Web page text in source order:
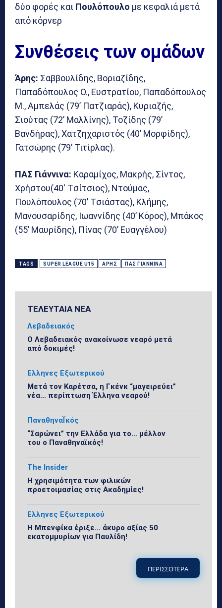
δύο φορές και Πουλόπουλο με κεφαλιά μετά
από κόρνερ
Συνθέσεις των ομάδων
Άρης: Σαββουλίδης, Βοριαζίδης,
Παπαδόπουλος Ο., Ευστρατίου, Παπαδόπουλος
Μ., Αμπελάς (79’ Πατζιαράς), Κυριαζής,
Σιούτας (72’ Μαλλίνης), Τοζίδης (79’
Βανδήρας), Χατζηχαριστός (40’ Μορφίδης),
Γατσώρης (79’ Τιτίρλας).
ΠΑΣ Γιάννινα: Kαραμίχος, Mακρής, Σίντος,
Xρήστου(40′ Tσίτσιος), Nτούμας,
Πουλόπουλος (70’ Tσιάστας), Kλήμης,
Mανουσαρίδης, Iωαννίδης (40’ Kόρος), Mπάκος
(55’ Mαυρίδης), Πίνας (70’ Eυαγγέλου)
TAGS SUPER LEAGUE U15 ΆΡΗΣ ΠΑΣ ΓΙΆΝΝΙΝΑ
ΤΕΛΕΥΤΑΙΑ ΝΕΑ
Λεβαδειακός
Ο Λεβαδειακός ανακοίνωσε νεαρό μετά
από δοκιμές!
Ελληνες Εξωτερικού
Μετά τον Καρέτσα, η Γκένκ “μαγειρεύει”
νέα… περίπτωση Έλληνα νεαρού!
ΠαναθηναΪκός
“Σαρώνει” την Ελλάδα για το… μέλλον
του ο Παναθηναϊκός!
The Insider
Η χρησιμότητα των φιλικών
προετοιμασίας στις Ακαδημίες!
Ελληνες Εξωτερικού
Η Μπενφίκα έριξε… άκυρο αξίας 50
εκατομμυρίων για Παυλίδη!
ΠΕΡΙΣΣΟΤΕΡΑ